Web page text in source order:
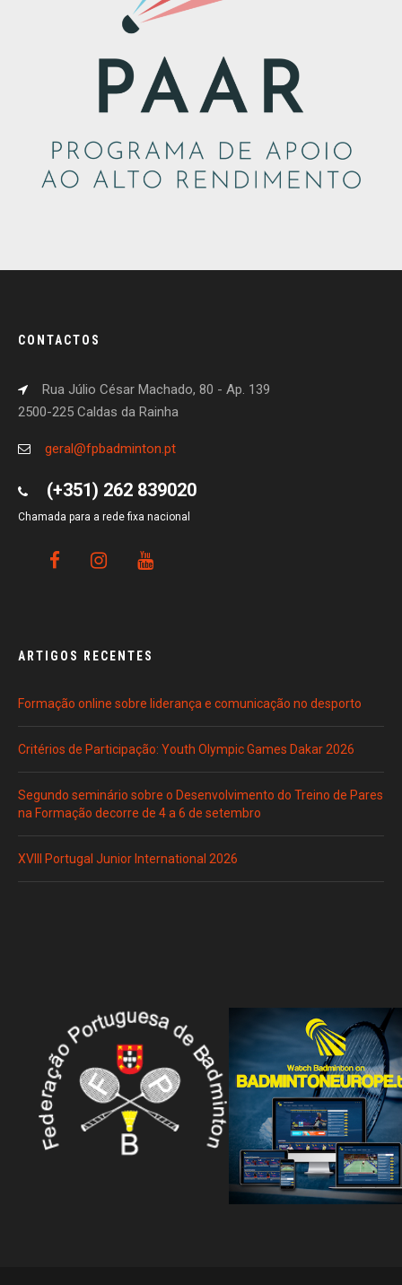
CONTACTOS
Rua Júlio César Machado, 80 - Ap. 139
2500-225 Caldas da Rainha
geral@fpbadminton.pt
(+351) 262 839020
Chamada para a rede fixa nacional
ARTIGOS RECENTES
Formação online sobre liderança e comunicação no desporto
Critérios de Participação: Youth Olympic Games Dakar 2026
Segundo seminário sobre o Desenvolvimento do Treino de Pares
na Formação decorre de 4 a 6 de setembro
XVIII Portugal Junior International 2026